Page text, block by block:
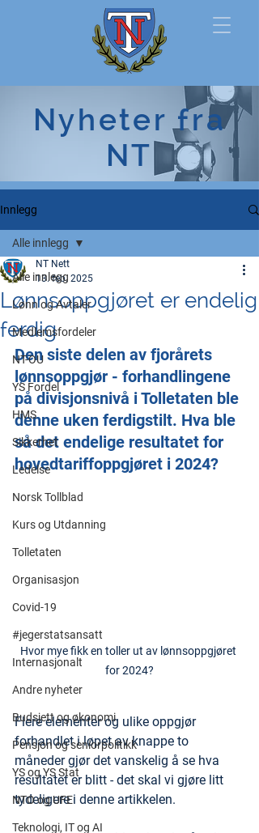
Tollerforbund
Nyheter fra
NT
Innlegg
Alle innlegg
Lønn og Avtaler
Medlemsfordeler
NT-OU
YS Fordel
HMS
Sikkerhet
Ledelse
Norsk Tollblad
Kurs og Utdanning
Tolletaten
Organisasjon
Covid-19
#jegerstatsansatt
Internasjonalt
Andre nyheter
Budsjett og økonomi
Pensjon og seniorpolitikk
YS og YS Stat
NTO og UFE
Teknologi, IT og AI
Alle innlegg
Lønnsoppgjøret er endelig
ferdig
NT Nett
13. feb. 2025
Den siste delen av fjorårets
lønnsoppgjør - forhandlingene
på divisjonsnivå i Tolletaten ble
denne uken ferdigstilt. Hva ble
så det endelige resultatet for
hovedtariffoppgjøret i 2024?
Hvor mye fikk en toller ut av lønnsoppgjøret
for 2024?
Flere elementer og ulike oppgjør
forhandlet i løpet av knappe to
måneder gjør det vanskelig å se hva
resultatet er blitt - det skal vi gjøre litt
tydeligere i denne artikkelen.